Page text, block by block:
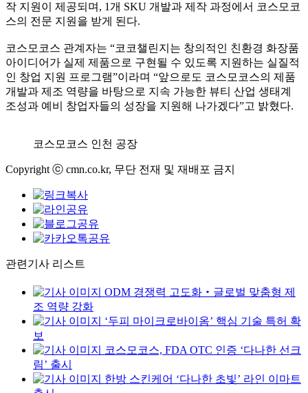
작 지원이 제공되며, 1개 SKU 개발과 제작 과정에서 코스모코
스의 전문 지원을 받게 된다.
코스모코스 관계자는 “코코챌린지는 창의적인 친환경 화장품
아이디어가 실제 제품으로 구현될 수 있도록 지원하는 실질적
인 창업 지원 프로그램”이라며 “앞으로도 코스모코스의 제품
개발과 제조 역량을 바탕으로 지속 가능한 뷰티 산업 생태계
조성과 예비 창업자들의 성장을 지원해 나가겠다”고 밝혔다.
코스모코스 인천 공장
Copyright ⓒ cmn.co.kr, 무단 전재 및 재배포 금지
관련기사 리스트
ODM 경쟁력 고도화‧글로벌 맞춤형 제
조 역량 강화
‘두피 마이크로바이옴’ 핵심 기술 특허 확
보
코스모코스, FDA OTC 인증 ‘다나한 선크
림’ 출시
한방 스킨케어 ‘다나한 초빛’ 라인 이마트